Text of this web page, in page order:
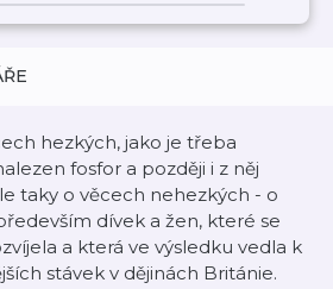
hezkých, jako je třeba
fosfor a později i z něj
taky o věcech nehezkých - o
dívek a žen, které se
a která ve výsledku vedla k
stávek v dějinách Británie.